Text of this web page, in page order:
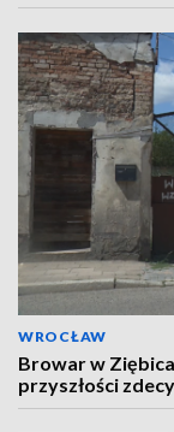
WROCŁAW
Browar w
przyszłości